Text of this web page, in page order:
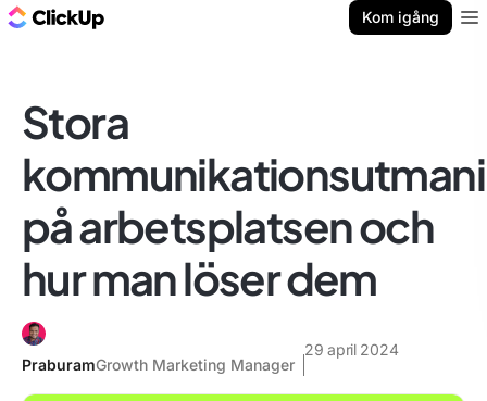
Kom igång
Stora
på arbetsplatsen och
hur man löser dem
PraburamGrowth Marketing Manager
29 april 2024